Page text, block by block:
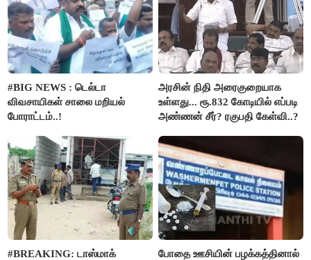
#BIG NEWS : டெல்டா
விவசாயிகள் சாலை மறியல்
போராட்டம்..!
அரசின் நிதி அரைகுறையாக
உள்ளது... ரூ.832 கோடியில் எப்படி
அண்ணன் சீர்? ரகுபதி கேள்வி..?
#BREAKING: டாஸ்மாக்
போதை ஊசியின் பழக்கத்தினால்